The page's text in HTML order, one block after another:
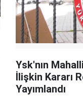
Ysk'nın
İlişkin Kararı
Yayımlandı